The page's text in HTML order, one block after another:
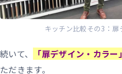
キッチン比較その3：扉
続いて、 「扉デザイン・カラー」
ただきます。